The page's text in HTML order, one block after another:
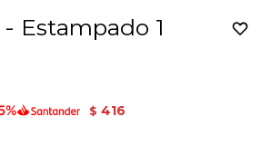
Estampado 1
$ 416